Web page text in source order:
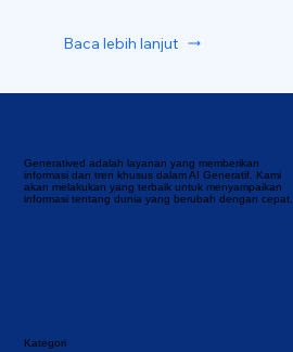
Generatived adalah layanan yang memberikan
informasi dan tren khusus dalam AI Generatif. Kami
akan melakukan yang terbaik untuk menyampaikan
informasi tentang dunia yang berubah dengan cepat.
Kategori
Baca lebih lanjut